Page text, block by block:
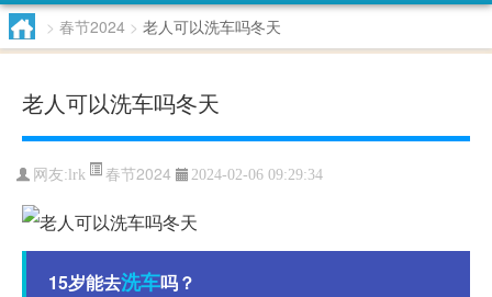
> 春节2024 > 老人可以洗车吗冬天
老人可以洗车吗冬天
网友: lrk 春节2024 2024-02-06 09:29:34
15岁能去洗车吗？